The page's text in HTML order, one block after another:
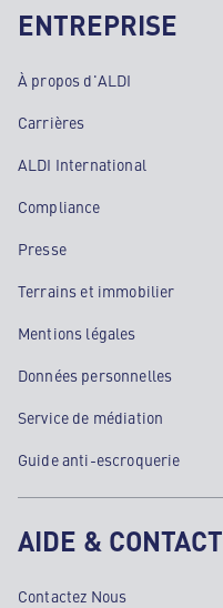
ENTREPRISE
À propos d'ALDI
Carrières
ALDI International
Compliance
Presse
Terrains et immobilier
Mentions légales
Données personnelles
Service de médiation
Guide anti-escroquerie
AIDE & CONTACT
Contactez Nous